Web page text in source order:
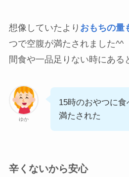
想像していたより おもちの量
つで空腹が満たされました^^
間食や一品足りない時にある
ゆか
15時のおやつに
満たされた
辛くないから安心